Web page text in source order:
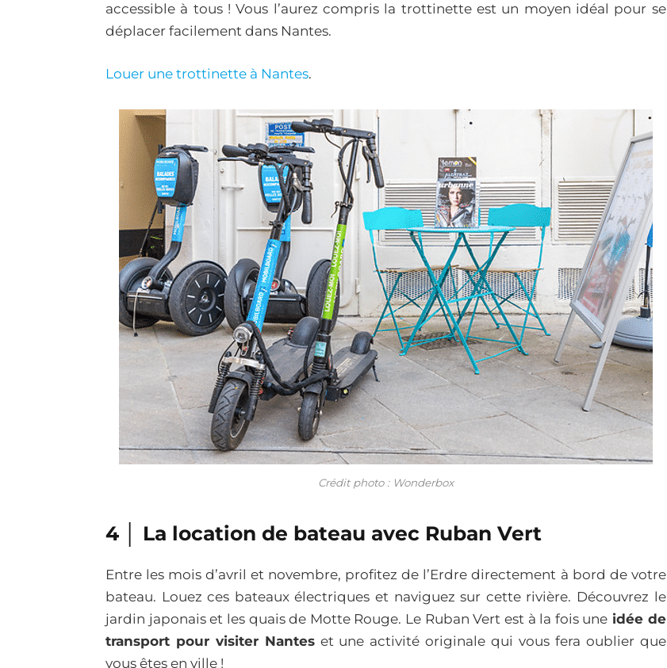
accessible à tous ! Vous l’aurez compris la trottinette est un moyen idéal pour se
déplacer facilement dans Nantes.
Louer une trottinette à Nantes.
Crédit photo : Wonderbox
4 │ La location de bateau avec Ruban Vert
Entre les mois d’avril et novembre, profitez de l’Erdre directement à bord de votre
bateau. Louez ces bateaux électriques et naviguez sur cette rivière. Découvrez le
jardin japonais et les quais de Motte Rouge. Le Ruban Vert est à la fois une idée de
transport pour visiter Nanteset une activité originale qui vous fera oublier que
vous êtes en ville !